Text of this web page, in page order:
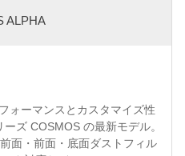
ALPHA
ォーマンスとカスタマイズ性
ズ COSMOS の最新モデル。
面・前面・底面ダストフィル